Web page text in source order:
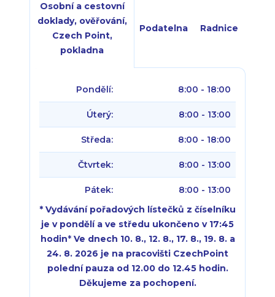
Osobní a cestovní
doklady, ověřování,
Czech Point,
pokladna
Podatelna Radnice
Pondělí: 8:00 - 18:00
Úterý: 8:00 - 13:00
Středa: 8:00 - 18:00
Čtvrtek: 8:00 - 13:00
Pátek:
8:00 - 13:00
* Vydávání pořadových lístečků z číselníku
je v pondělí a ve středu ukončeno v 17:45
hodin* Ve dnech 10. 8., 12. 8., 17. 8., 19. 8. a
24. 8. 2026 je na pracovišti CzechPoint
polední pauza od 12.00 do 12.45 hodin.
Děkujeme za pochopení.